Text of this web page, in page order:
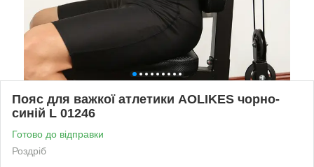
Пояс для важкої атлетики AOLIKES чорно-
синій L 01246
Готово до відправки
Роздріб